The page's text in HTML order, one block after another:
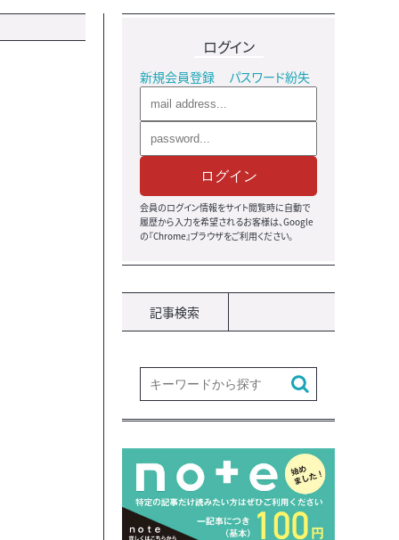
ログイン
新規会員登録 パスワード紛失
ログイン
会員のログイン情報をサイト閲覧時に自動で
履歴から入力を希望されるお客様は、Google
の『Chrome』ブラウザをご利用ください。
記事検索